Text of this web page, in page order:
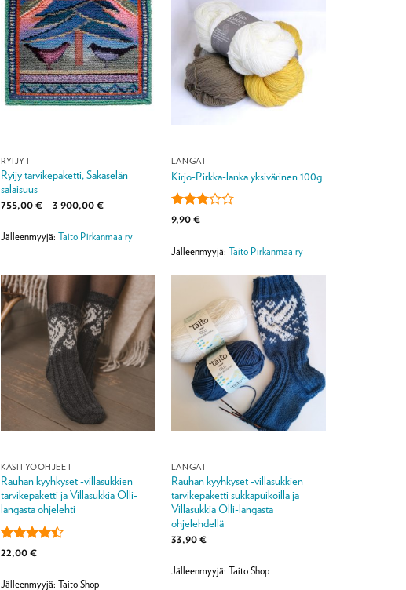
RYIJYT
Ryijy tarvikepaketti, Sakaselän
salaisuus
755,00€–3 900,00€Hintaluokka:
3
Jälleenmyyjä:Taito Pirkanmaa ry
LANGAT
Kirjo-Pirkka-lanka yksivärinen 100g
Arvostelu
9,90€
Jälleenmyyjä: Taito Pirkanmaa ry
KÄSITYÖOHJEET
Rauhan kyyhkyset -villasukkien
tarvikepaketti ja Villasukkia Olli-
langasta ohjelehti
Arvostelu
22,00€
Jälleenmyyjä: Taito Shop
LANGAT
Rauhan kyyhkyset -villasukkien
tarvikepaketti sukkapuikoilla ja
Villasukkia Olli-langasta
ohjelehdellä
33,90€
Jälleenmyyjä: Taito Shop